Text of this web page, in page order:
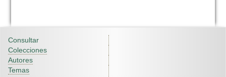
Consultar
Colecciones
Autores
Temas